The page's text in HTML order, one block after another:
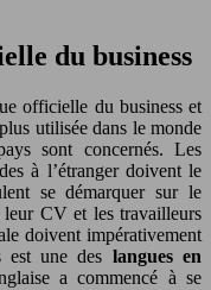
du business
officielle du business et
utilisée dans le monde
sont concernés. Les
à l’étranger doivent le
se démarquer sur le
leur CV et les travailleurs
doivent impérativement
est une des langues en
a commencé à se